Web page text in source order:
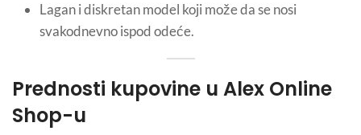
Lagan i diskretan model koji može da se nosi
svakodnevno ispod odeće.
Prednosti kupovine u Alex Online
Shop-u